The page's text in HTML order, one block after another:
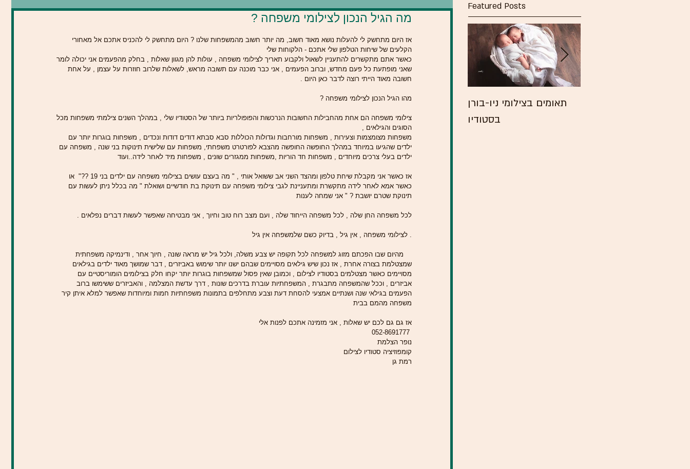
מה הגיל הנכון לצילומי משפחה ?
אז היום מתחשק לי להעלות נושא מאוד חשוב, מה יותר חשוב מהמשפחות שלנו ? היום מתחשק לי להכניס אתכם אל מאחורי
הקלעים של שיחות הטלפון שלי אתכם - הלקוחות שלי
כאשר אתם מתקשרים להתעניין לשאול ולקבוע תאריך לצילומי משפחה , עולות להן מגוון שאלות , בחלק מהפעמים אני יכולה לומר
שאני מופתעת כל פעם מחדש, וברוב הפעמים , אני כבר מוכנה עם תשובה מראש, לשאלות שלרוב חוזרות על עצמן , על אחת
חשובה מאוד הייתי רוצה לדבר כאן היום .
מהו הגיל הנכון לצילומי משפחה ?
צילומי משפחה הם אחת מהחבילות החשובות הנרכשות והפופולריות ביותר של הסטודיו שלי , במהלך השנים צילמתי משפחות מכל
הסוגים והגילאים ,
משפחות מצומצמות וצעירות , משפחות מורחבות וגדולות הכוללות סבא סבתא דודים דודות ונכדים , משפחות בוגרות יותר עם
ילדים שהגיעו במיוחד במהלך החופשה החופשה מהצבא לפורטרט משפחתי, משפחות עם שלישית תינוקות בני שנה , משפחה עם
ילדים בעלי צרכים מיוחדים , משפחות חד הוריות ,משפחות ממגזרים שונים , משפחות מיד לאחר לידה..ועוד
אז כאשר אני מקבלת שיחת טלפון ומהצד השני אב ששואל אותי , " מה בעצם עושים בצילומי משפחה עם ילדים בני 19 ??"  או
כאשר אמא לאחר לידה מתקשרת ומתעניינת לגבי צילומי משפחה עם תינוקת בת חודשיים ושואלת " מה בכלל ניתן לעשות עם
תינוקת שטרם יושבת ? " אני שמחה לענות
לכל משפחה החן שלה , לכל משפחה הייחוד שלה , ועם מצב רוח טוב וחיוך , אני מבטיחה שאפשר לעשות דברים נפלאים .
. לצילומי משפחה , אין גיל , בדיוק כשם שלמשפחה אין גיל
שמצטלמת בצורה אחרת , אז נכון שיש גילאים מסויימים שבהם ישנו יותר שימוש באביזרים , דבר שמושך מאוד ילדים בגילאים
מסויימים כאשר מצטלמים בסטודיו לצילום , וכמובן שאין פסול שמשפחות בוגרות יותר יקחו חלק בצילומים הומוריסטיים עם
אביזרים , וככל שהמשפחה מתבגרת , המשפחתיות עוברת בדרכים שונות , דרך עדשת המצלמה , והאביזרים ששימשו ברוב
הפעמים בגילאי שנה ושנתיים אמצעי להסחת דעת וצבע מתחלפים בתמונות משפחתיות חמות ומיוחדות שאפשר למלא איתן קיר
משפחה מהמם בבית
אז גם גם לכם יש שאלות , אני מזמינה אתכם לפנות אלי
052-8691777
נופר הצלמת
קומפוזיציה סטודיו לצילום
רמת גן
Featured Posts
תאומים בצילומי ניו-בורן
בסטודיו